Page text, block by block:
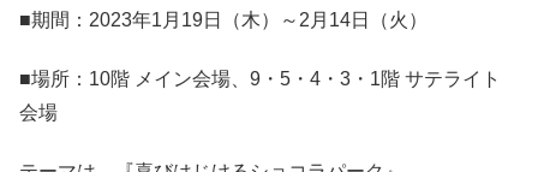
■期間：2023年1月19日（木）～2月14日（火）
■場所：10階 メイン会場、9・5・4・3・1階 サテライト
会場